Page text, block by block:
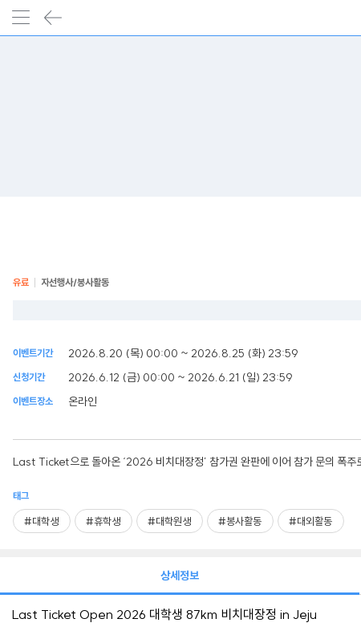
유료 자선행사/봉사활동
이벤트기간 2026.8.20 (목) 00:00 ~ 2026.8.25 (화) 23:59
신청기간 2026.6.12 (금) 00:00 ~ 2026.6.21 (일) 23:59
이벤트장소 온라인
Last Ticket으로 돌아온 ‘2026 비치대장정’ 참가권 완판에 이어 참가 문의 폭주
태그
#대학생 #휴학생 #대학원생 #봉사활동 #대외활동
상세정보
Last Ticket Open 2026 대학생 87km 비치대장정 in Jeju